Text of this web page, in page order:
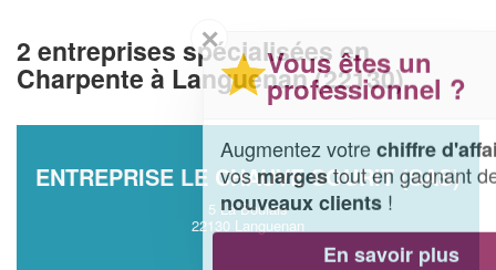
2 entreprises spécialisées en
Charpente à Languenan (22130)
ENTREPRISE LE CHAUVE SOURIT (SAS)
5 La Boulais
22130 Languenan
✕
Vous êtes un
professionnel ?
Augmentez votrechiffre d'affaireset
vos margestout en gagnant de
nouveaux clients!
En savoir plus